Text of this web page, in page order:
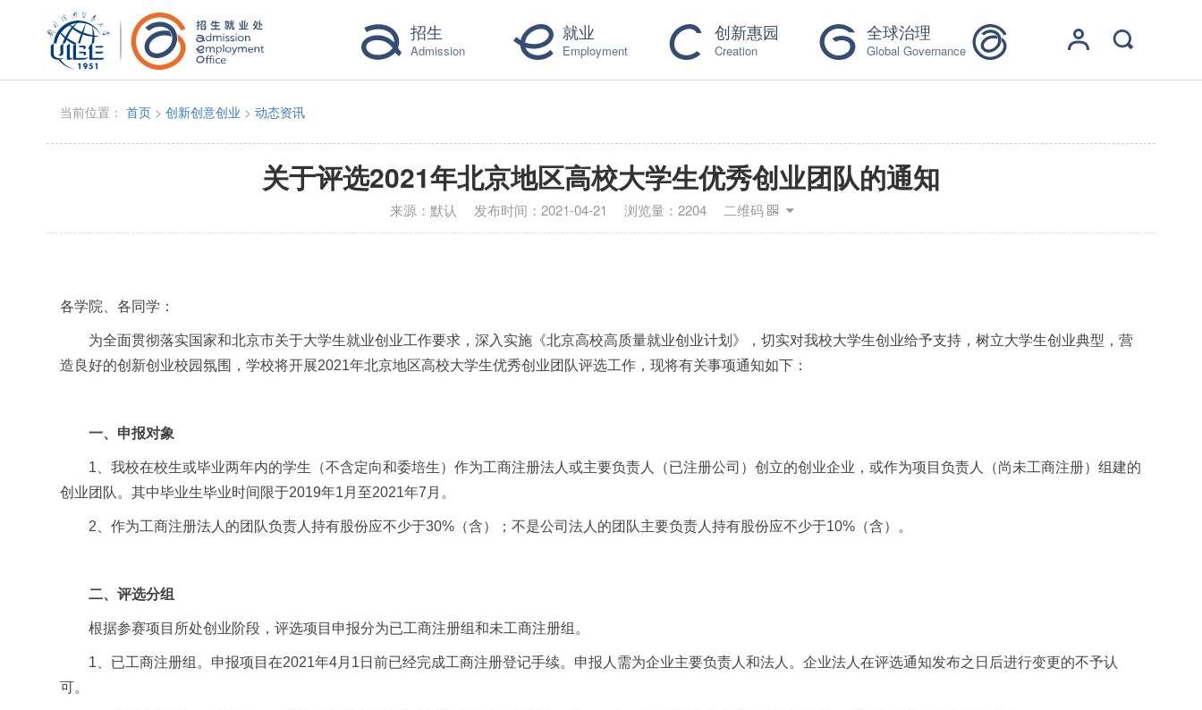
招生
Admission
就业
Employment
创新惠园
Creation
全球治理
Global Governance
当前位置： 首页 > 创新创意创业 > 动态资讯
关于评选2021年北京地区高校大学生优秀创业团队的通知
来源： 默认 发布时间： 2021-04-21 浏览量： 2204 二维码
各学院、各同学：
为全面贯彻落实国家和北京市关于大学生就业创业工作要求，深入实施《北京高校高质量就业创业计划》，切实对我校大学生创业给予支持，树立大学生创业典型，营
造良好的创新创业校园氛围， 学校将开展2021年北京地区高校大学生优秀创业团队评选工作， 现将有关事项通知如下：
一、申报对象
1、 我校在校生或毕业两年内的学生（不含定向和委培生）作为工商注册法人或主要负责人（已注册公司）创立的创业企业，或作为项目负责人（尚未工商注册）组建的
创业团队。其中毕业生毕业时间限于2019年1月至2021年7月。
2、作为工商注册法人的团队负责人持有股份应不少于30%（含）；不是公司法人的团队主要负责人持有股份应不少于10%（含）。
二、 评选分组
根据参赛项目所处创业阶段，评选项目申报分为已工商注册组和未工商注册组。
1、已工商注册组。申报项目在2021年4月1日前已经完成工商注册登记手续。申报人需为企业主要负责人和法人。企业法人在评选通知发布之日后进行变更的不予认
可。